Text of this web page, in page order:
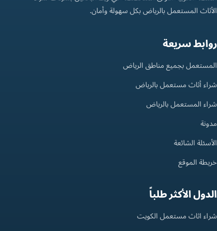
الأثاث المستعمل بالرياض بكل سهولة وأمان.
روابط سريعة
المستعمل بجميع مناطق الرياض
شراء أثاث مستعمل بالرياض
شراء المستعمل بالرياض
مدونة
الأسئلة الشائعة
خريطة الموقع
الدول الأكثر طلباً
شراء اثاث مستعمل الكويت